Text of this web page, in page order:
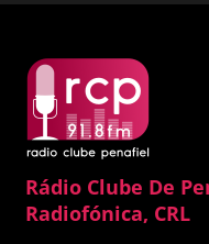
Rádio Clube De
Radiofónica, CRL